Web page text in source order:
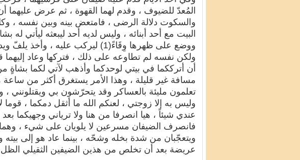
المُعدّ للضيوف ، وقدم لهما القهوة ، ثم عرض عليهما
والسكوت دلالة الرضى ، فامتعض بينه وبين نفسه ،
البيت مع أحد أبنائه ، وليس لديه أحد ليبعثه ليأتي له
ووضع على ظهرها وِقَاءً(1) ليركب عليه ،
ولكن نفسه لم تطاوعه على ذلك ، فتركها وعاد إليهما
أن أترككما في بيتي لوحدكما وأذهب لآتي لكما بشاةٍ
مسافة غير قليلة ، وهذا الأمر يستغرق أكثر من
تعلمون مليئة بالعساكر وقد يتحرّشون بي ويقتلونني ،
وليس به إلا زوجتي ، لعنكم الله ما أثقل دمكما ، قوما
عندي شيئاً ، هيا انصرفا من هنا ولا ترياني وجهيكما
فانصرف الضيفان مسرعين لا يلويان على شيء ، وهما
ويتعجّبان من شدة بخله وشحّه ، بينما عاد هو إلى بيته
عريضة بعد أن تخلص من هذين الضيفين الثقيلي